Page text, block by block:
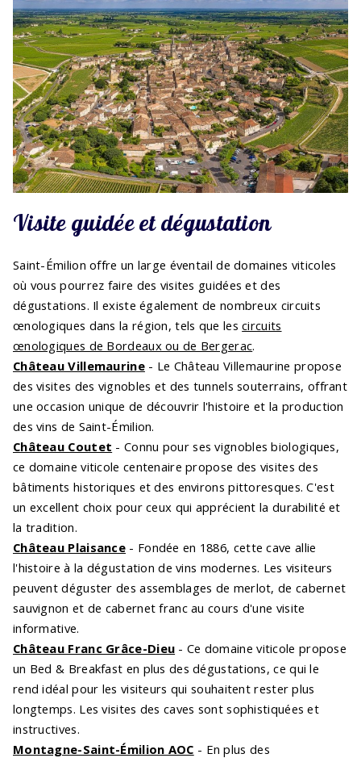
Visite guidée et dégustation
Saint-Émilion offre un large éventail de domaines viticoles
où vous pourrez faire des visites guidées et des
dégustations. Il existe également de nombreux circuits
œnologiques dans la région, tels que lescircuits
œnologiques de Bordeaux ou de Bergerac.
Château Villemaurine- Le Château Villemaurine propose
des visites des vignobles et des tunnels souterrains, offrant
une occasion unique de découvrir l'histoire et la production
des vins de Saint-Émilion.
Château Coutet - Connu pour ses vignobles biologiques,
ce domaine viticole centenaire propose des visites des
bâtiments historiques et des environs pittoresques. C'est
un excellent choix pour ceux qui apprécient la durabilité et
la tradition.
Château Plaisance - Fondée en 1886, cette cave allie
l'histoire à la dégustation de vins modernes. Les visiteurs
peuvent déguster des assemblages de merlot, de cabernet
sauvignon et de cabernet franc au cours d'une visite
informative.
Château Franc Grâce-Dieu - Ce domaine viticole propose
un Bed & Breakfast en plus des dégustations, ce qui le
rend idéal pour les visiteurs qui souhaitent rester plus
longtemps. Les visites des caves sont sophistiquées et
instructives.
Montagne-Saint-Émilion AOC - En plus des